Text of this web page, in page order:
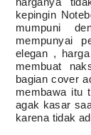
kepingin
mumpuni
mempunyai
elegan ,
membuat
bagian cover
membawa itu
agak kasar
karena tidak